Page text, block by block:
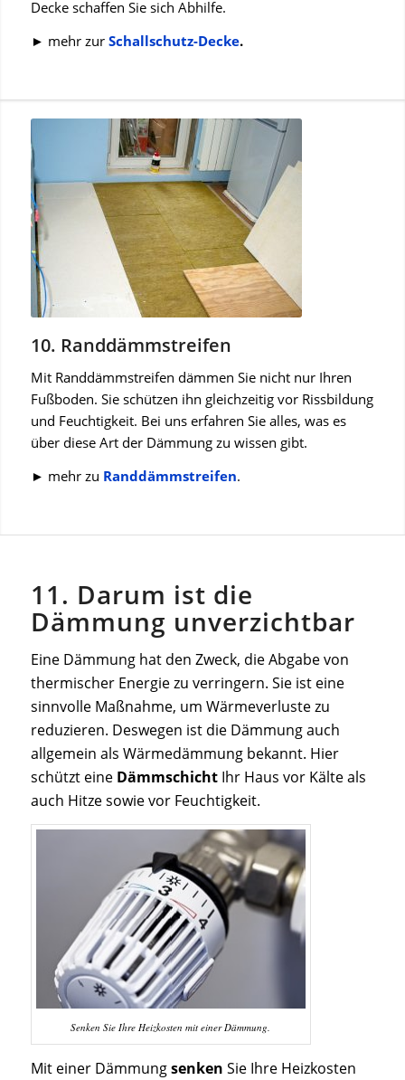
Decke schaffen Sie sich Abhilfe.
► mehr zur Schallschutz-Decke.
10. Randdämmstreifen
Mit Randdämmstreifen dämmen Sie nicht nur Ihren
Fußboden. Sie schützen ihn gleichzeitig vor Rissbildung
und Feuchtigkeit. Bei uns erfahren Sie alles, was es
über diese Art der Dämmung zu wissen gibt.
► mehr zu Randdämmstreifen.
11. Darum ist die
Dämmung unverzichtbar
Eine Dämmung hat den Zweck, die Abgabe von
thermischer Energie zu verringern. Sie ist eine
sinnvolle Maßnahme, um Wärmeverluste zu
reduzieren. Deswegen ist die Dämmung auch
allgemein als Wärmedämmung bekannt. Hier
schützt eine DämmschichtIhr Haus vor Kälte als
auch Hitze sowie vor Feuchtigkeit.
Senken Sie Ihre Heizkosten mit einer Dämmung.
Mit einer Dämmungsenken Sie Ihre Heizkosten